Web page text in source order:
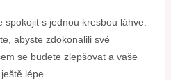
s jednou kresbou láhve.
abyste zdokonalili své
se budete zlepšovat a vaše
lépe.